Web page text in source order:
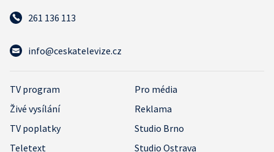
261 136 113
info@ceskatelevize.cz
TV program
Pro média
Živé vysílání
Reklama
TV poplatky
Studio Brno
Teletext
Studio Ostrava